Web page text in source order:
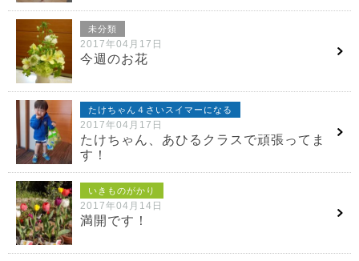
未分類
2017年04月17日
今週のお花
たけちゃん４さいスイマーになる
2017年04月17日
たけちゃん、あひるクラスで頑張ってま
す！
いきものがかり
2017年04月14日
満開です！